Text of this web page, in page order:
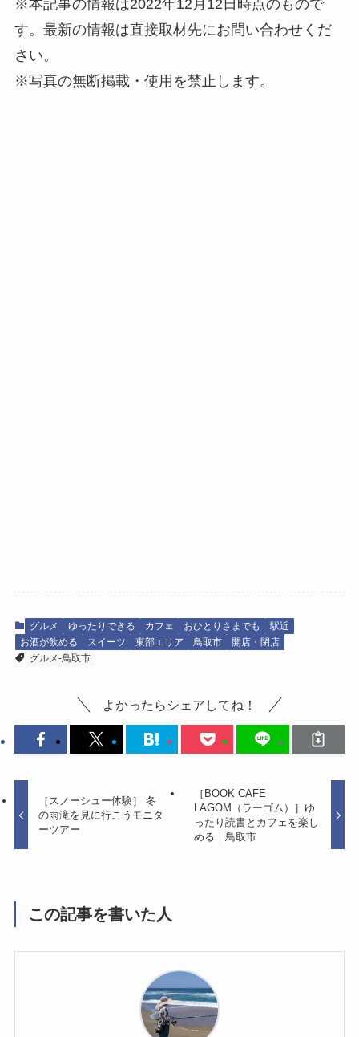
※本記事の情報は2022年12月12日時点のもので
す。最新の情報は直接取材先にお問い合わせくだ
さい。
※写真の無断掲載・使用を禁止します。
グルメ ゆったりできる カフェ おひとりさまでも
駅近
お酒が飲める
スイーツ 東部エリア 鳥取市
開店・閉店
グルメ-鳥取市
よかったらシェアしてね！
［スノーシュー体験］ 冬
の雨滝を見に行こうモニタ
ーツアー
［BOOK CAFE
LAGOM（ラーゴム）］ゆ
ったり読書とカフェを楽し
める｜鳥取市
この記事を書いた人